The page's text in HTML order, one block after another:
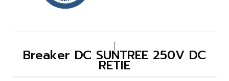
Breaker DC SUNTREE 250V DC
RETIE